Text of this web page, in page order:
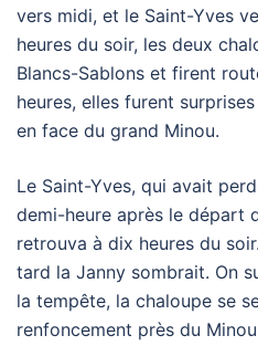
vers midi, et le Saint-Yves
heures du soir, les deux
Blancs-Sablons et firent
heures, elles furent
en face du grand Minou.
Le Saint-Yves, qui avait
demi-heure après le départ
retrouva à dix heures du
tard la Janny sombrait. On
la tempête, la chaloupe se
renfoncement près du